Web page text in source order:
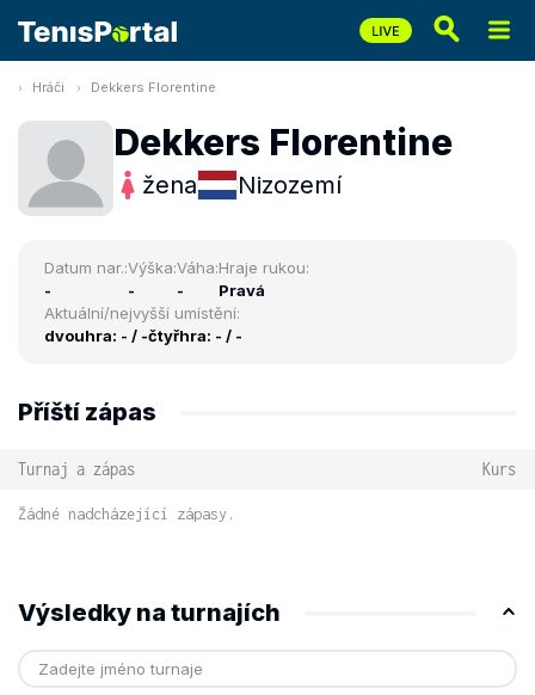
Hráči Dekkers Florentine
Dekkers Florentine
žena Nizozemí
Datum nar.:
-
Výška:
-
Váha:
-
Hraje rukou:
Pravá
Aktuální/nejvyšší umístění:
dvouhra: - / -čtyřhra: - / -
Příští zápas
Turnaj a zápas Kurs
Žádné nadcházející zápasy.
Výsledky na turnajích